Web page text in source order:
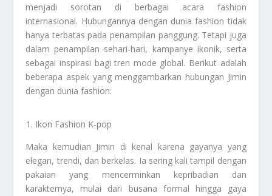
menjadi sorotan di berbagai acara fashion
internasional. Hubungannya dengan dunia fashion tidak
hanya terbatas pada penampilan panggung. Tetapi juga
dalam penampilan sehari-hari, kampanye ikonik, serta
sebagai inspirasi bagi tren mode global. Berikut adalah
beberapa aspek yang menggambarkan hubungan Jimin
dengan dunia fashion:
Ikon Fashion K-pop
Maka kemudian Jimin di kenal karena gayanya yang
elegan, trendi, dan berkelas. Ia sering kali tampil dengan
pakaian yang mencerminkan kepribadian dan
karakternya, mulai dari busana formal hingga gaya